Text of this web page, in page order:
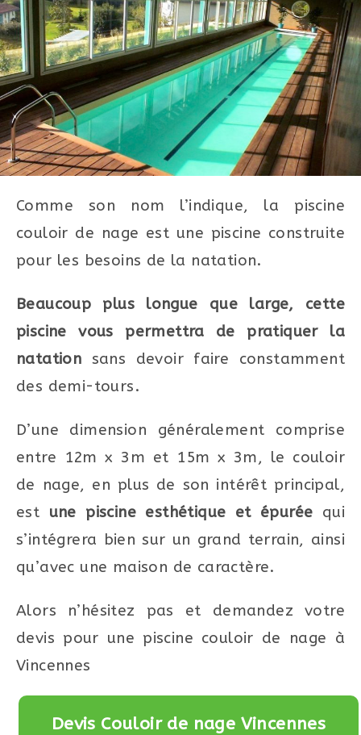
Comme son nom l’indique, la piscine
couloir de nage est une piscine construite
pour les besoins de la natation.
Beaucoup plus longue que large, cette
piscine vous permettra de pratiquer la
natation sans devoir faire constamment
des demi-tours.
D’une dimension généralement comprise
entre 12m x 3m et 15m x 3m, le couloir
de nage, en plus de son intérêt principal,
est une piscine esthétique et épurée qui
s’intégrera bien sur un grand terrain, ainsi
qu’avec une maison de caractère.
Alors n’hésitez pas et demandez votre
devis pour une piscine couloir de nage à
Vincennes
Devis Couloir de nage Vincennes